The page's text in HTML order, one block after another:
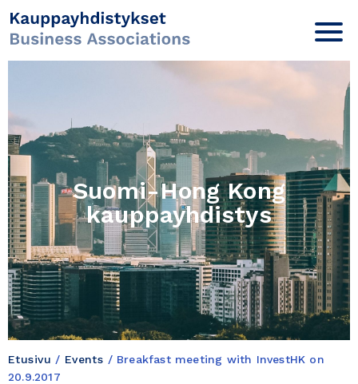
Suomi-Hong Kong
kauppayhdistys
Etusivu / Events / Breakfast meeting with InvestHK on
20.9.2017